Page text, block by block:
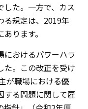
した。一方で、カス
る規定は、2019年
ります。
におけるパワーハラ
た。この改正を受け
が職場における優
する問題に関して雇